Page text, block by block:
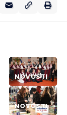
NOVOSTI
NOVOSTI